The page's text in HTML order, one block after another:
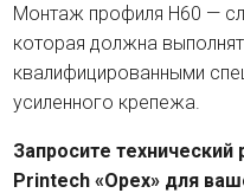
Монтаж профиля H60 —
которая должна
квалифицированными
усиленного крепежа.
Запросите технический
Printech «Орех» для